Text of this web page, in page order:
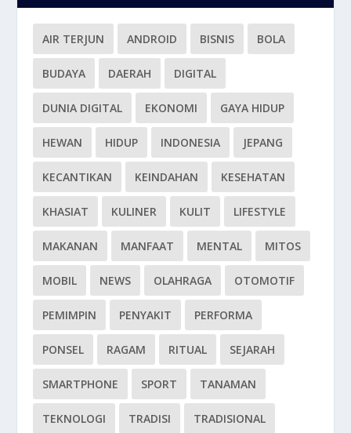
AIR TERJUN ANDROID BISNIS BOLA
BUDAYA DAERAH DIGITAL
DUNIA DIGITAL EKONOMI GAYA HIDUP
HEWAN HIDUP INDONESIA JEPANG
KECANTIKAN KEINDAHAN KESEHATAN
KHASIAT KULINER KULIT LIFESTYLE
MAKANAN MANFAAT MENTAL MITOS
MOBIL NEWS OLAHRAGA OTOMOTIF
PEMIMPIN PENYAKIT PERFORMA
PONSEL RAGAM RITUAL SEJARAH
SMARTPHONE SPORT TANAMAN
TEKNOLOGI TRADISI TRADISIONAL